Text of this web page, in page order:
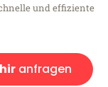
und effiziente
anfragen